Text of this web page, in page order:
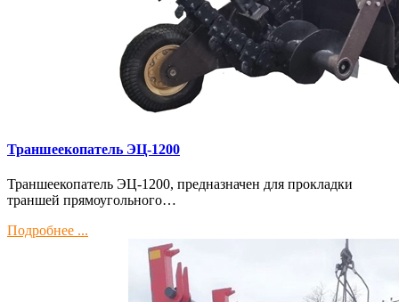
Траншеекопатель ЭЦ-1200
Траншеекопатель ЭЦ-1200, предназначен для прокладки
траншей прямоугольного…
Подробнее ...